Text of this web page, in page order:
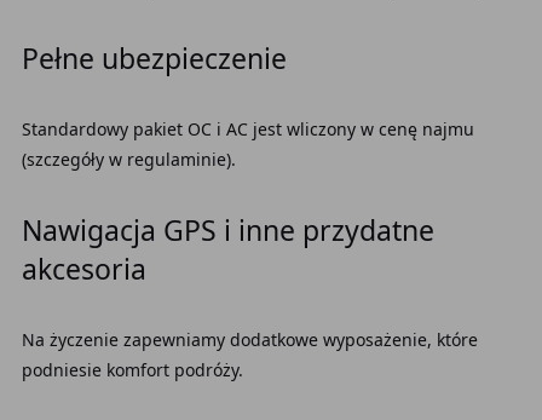
Pełne ubezpieczenie
Standardowy pakiet OC i AC jest wliczony w cenę najmu
(szczegóły w regulaminie).
Nawigacja GPS i inne przydatne
akcesoria
Na życzenie zapewniamy dodatkowe wyposażenie, które
podniesie komfort podróży.